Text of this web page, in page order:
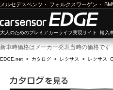
メルセデスベンツ ・ フォルクスワーゲン ・
大人のためのプレミアカーライフ実現サイト 輸入
新車時価格はメーカー発表当時の価格です
EDGE.net > カタログ > レクサス > レクサス